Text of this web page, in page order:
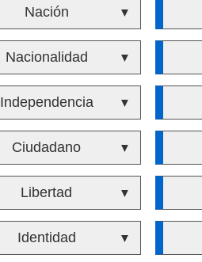
Nación ▼
Nacionalidad ▼
Independencia ▼
Ciudadano ▼
Libertad ▼
Identidad ▼